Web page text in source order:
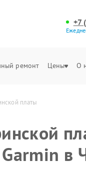
+7
ремонт Цены О
платы
в